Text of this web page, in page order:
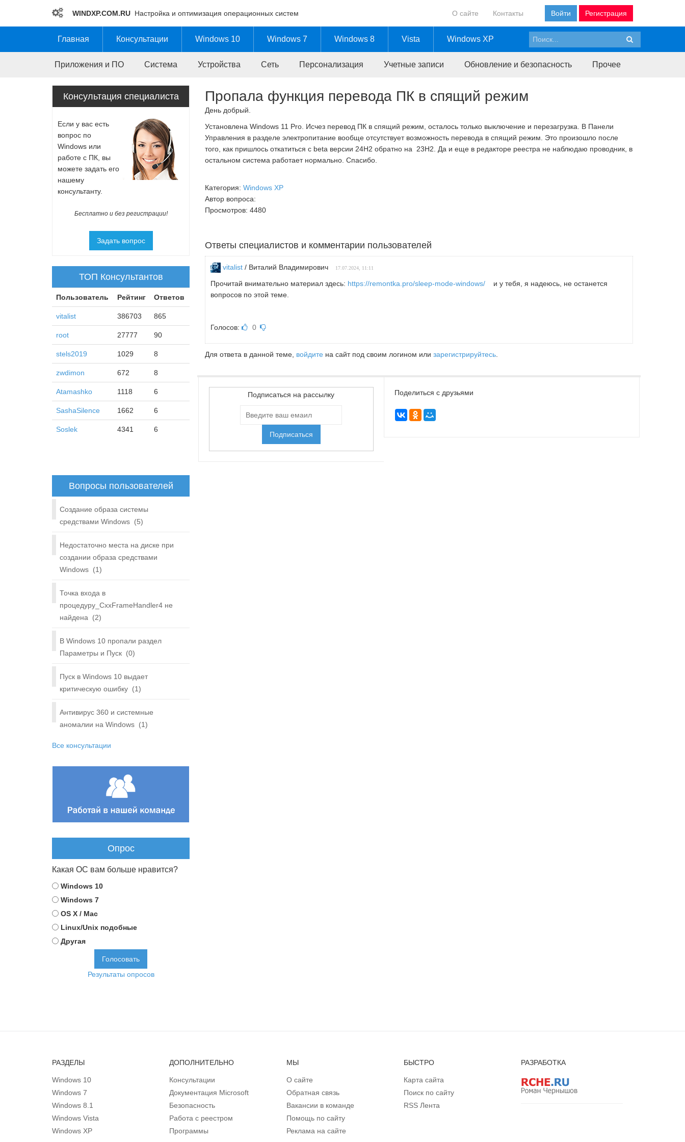
WINDXP.COM.RU Настройка и оптимизация операционных систем Войти Регистрация
О сайте Контакты
Главная Консультации Windows 10 Windows 7 Windows 8 Vista Windows XP
Приложения и ПО Система Устройства Сеть Персонализация Учетные записи Обновление и безопасность Прочее
Пропала функция перевода ПК в спящий режим
День добрый.
Установлена Windows 11 Pro. Исчез перевод ПК в спящий режим, осталось только выключение и перезагрузка. В Панели
Управления в разделе электропитание вообще отсутствует возможность перевода в спящий режим. Это произошло после
того, как пришлось откатиться с beta версии 24H2 обратно на 23H2. Да и еще в редакторе реестра не наблюдаю проводник, в
остальном система работает нормально. Спасибо.
Категория: Windows XP
Автор вопроса:
Просмотров: 4480
Ответы специалистов и комментарии пользователей
vitalist / Виталий Владимирович 17.07.2024, 11:11
Прочитай внимательно материал здесь: https://remontka.pro/sleep-mode-windows/ и у тебя, я надеюсь, не останется
вопросов по этой теме.
Голосов: 0
Для ответа в данной теме, войдите на сайт под своим логином или зарегистрируйтесь.
Подписаться на рассылку Поделиться с друзьями
Консультация специалиста
Если у вас есть
вопрос по
Windows или
работе с ПК, вы
можете задать его
нашему
консультанту.
Бесплатно и без регистрации!
Задать вопрос
ТОП Консультантов
Пользователь Рейтинг Ответов
vitalist 386703 865
root 27777 90
stels2019 1029 8
zwdimon 672 8
Atamashko 1118 6
SashaSilence 1662 6
Soslek 4341 6
Вопросы пользователей
Создание образа системы
средствами Windows (5)
Недостаточно места на диске при
создании образа средствами
Windows (1)
Точка входа в
процедуру_CxxFrameHandler4 не
найдена
(2)
В Windows 10 пропали раздел
Параметры и Пуск (0)
Пуск в Windows 10 выдает
критическую ошибку (1)
Антивирус 360 и системные
аномалии на Windows (1)
Все консультации
Опрос
Какая ОС вам больше нравится?
Windows 10
Windows 7
OS X / Mac
Linux/Unix подобные
Другая
Результаты опросов
РАЗДЕЛЫ
Windows 10
Windows 7
Windows 8.1
Windows Vista
Windows XP
ДОПОЛНИТЕЛЬНО
Консультации
Документация Microsoft
Безопасность
Работа с реестром
Программы
МЫ
О сайте
Обратная связь
Вакансии в команде
Помощь по сайту
Реклама на сайте
БЫСТРО
Карта сайта
Поиск по сайту
RSS Лента
РАЗРАБОТКА